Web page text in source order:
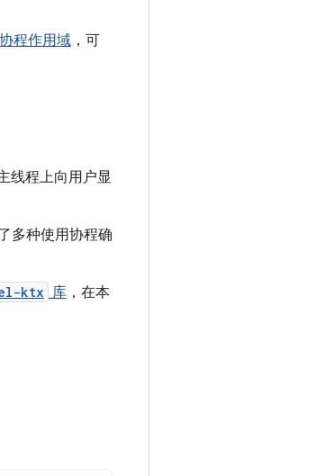
协程作用域 ，可
线程上向用户显
多种使用协程确
ktx 库 ，在本